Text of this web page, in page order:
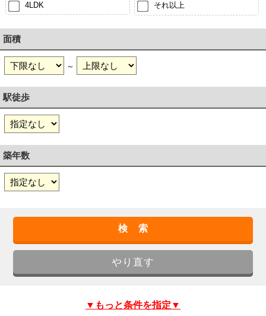
4LDK それ以上
面積
～
駅徒歩
築年数
▼もっと条件を指定▼